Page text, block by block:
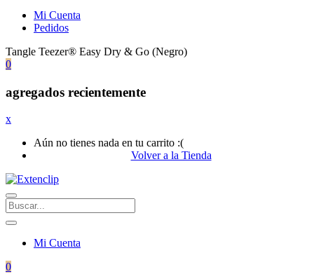
Mi Cuenta
Pedidos
Tangle Teezer® Easy Dry & Go (Negro)
0
agregados recientemente
x
Aún no tienes nada en tu carrito :(
Volver a la Tienda
Mi Cuenta
0